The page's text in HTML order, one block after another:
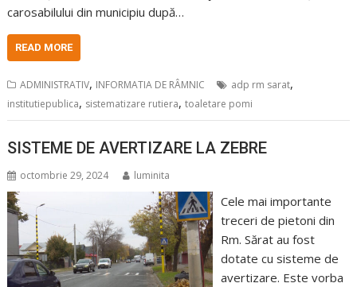
carosabilului din municipiu după…
READ MORE
ADMINISTRATIV, INFORMATIA DE RÂMNIC adp rm sarat,
institutiepublica, sistematizare rutiera,toaletare pomi
SISTEME DE AVERTIZARE LA ZEBRE
octombrie 29, 2024 luminita
Cele mai importante
treceri de pietoni din
Rm. Sărat au fost
dotate cu sisteme de
avertizare. Este vorba